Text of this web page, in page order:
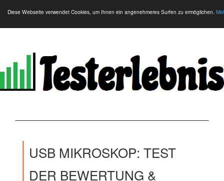
Diese Webseite verwendet Cookies, um Ihnen ein angenehmeres Surfen zu ermöglichen.
USB MIKROSKOP: TEST
DER BEWERTUNG &